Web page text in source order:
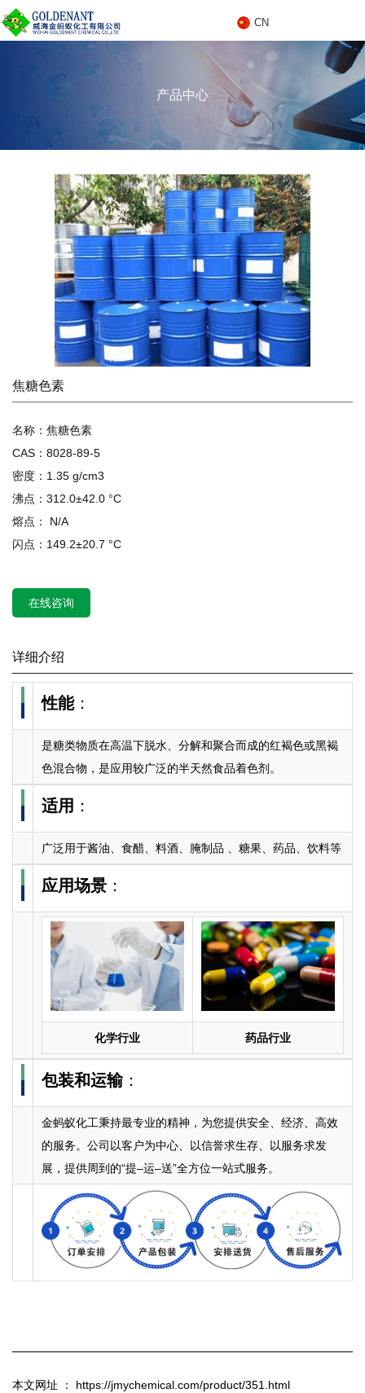
C
CN
产品中心
产品中心
焦糖色素
名称：焦糖色素
CAS：8028-89-5
密度：1.35 g/cm3
沸点：312.0±42.0 °C
熔点： N/A
闪点：149.2±20.7 °C
在线咨询
详细介绍
性能：
是糖类物质在高温下脱水、分解和聚合而成的红褐色或黑褐
色混合物，是应用较广泛的半天然食品着色剂。
适用 ：
广泛用于酱油、食醋、料酒、腌制品 、糖果、药品、饮料等
应用场景 ：
化学行业 药品行业
包装和运输：
金蚂蚁化工秉持最专业的精神，为您提供安全、经济、高效
的服务。公司以客户为中心、以信誉求生存、以服务求发
展，提供周到的“提–运–送”全方位一站式服务。
本文网址 ： https://jmychemical.com/product/351.html